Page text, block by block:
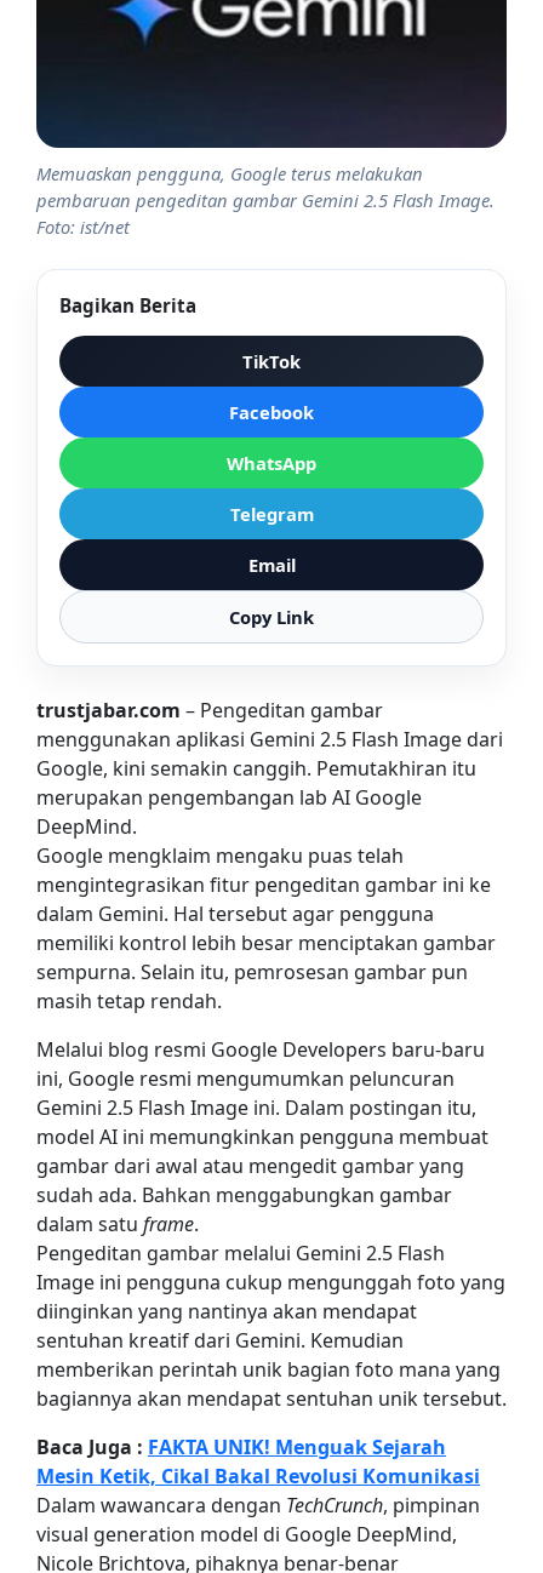
Memuaskan pengguna, Google terus melakukan
pembaruan pengeditan gambar Gemini 2.5 Flash Image.
Foto: ist/net
Bagikan Berita
TikTok
Facebook
WhatsApp
Telegram
Email
Copy Link
trustjabar.com – Pengeditan gambar
menggunakan aplikasi Gemini 2.5 Flash Image dari
Google, kini semakin canggih. Pemutakhiran itu
merupakan pengembangan lab AI Google
DeepMind.
Google mengklaim mengaku puas telah
mengintegrasikan fitur pengeditan gambar ini ke
dalam Gemini. Hal tersebut agar pengguna
memiliki kontrol lebih besar menciptakan gambar
sempurna. Selain itu, pemrosesan gambar pun
masih tetap rendah.
Melalui blog resmi Google Developers baru-baru
ini, Google resmi mengumumkan peluncuran
Gemini 2.5 Flash Image ini. Dalam postingan itu,
model AI ini memungkinkan pengguna membuat
gambar dari awal atau mengedit gambar yang
sudah ada. Bahkan menggabungkan gambar
dalam satu frame.
Pengeditan gambar melalui Gemini 2.5 Flash
Image ini pengguna cukup mengunggah foto yang
diinginkan yang nantinya akan mendapat
sentuhan kreatif dari Gemini. Kemudian
memberikan perintah unik bagian foto mana yang
bagiannya akan mendapat sentuhan unik tersebut.
Baca Juga : FAKTA UNIK! Menguak Sejarah
Mesin Ketik, Cikal Bakal Revolusi Komunikasi
Dalam wawancara dengan TechCrunch, pimpinan
visual generation model di Google DeepMind,
Nicole Brichtova, pihaknya benar-benar